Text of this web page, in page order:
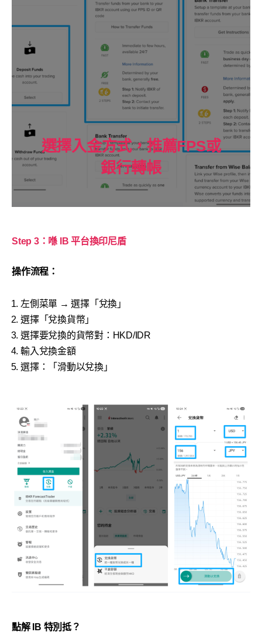
選擇入金方式，推薦FPS或
銀行轉帳
Step 3：喺 IB 平台換印尼盾
操作流程：
左側菜單 → 選擇「兌換」
選擇「兌換貨幣」
選擇要兌換的貨幣對：HKD/IDR
輸入兌換金額
選擇：「滑動以兌換」
點解 IB 特別抵？